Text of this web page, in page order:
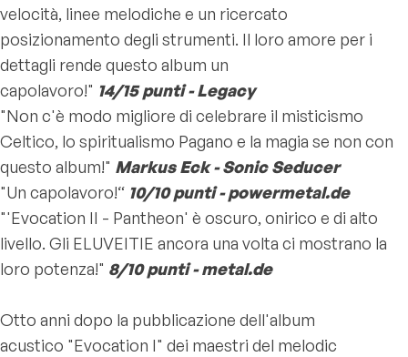
velocità, linee melodiche e un ricercato
posizionamento degli strumenti. Il loro amore per i
dettagli rende questo album un
capolavoro!" 14/15 punti - Legacy
"Non c'è modo migliore di celebrare il misticismo
Celtico, lo spiritualismo Pagano e la magia se non con
questo album!" Markus Eck - Sonic Seducer
"Un capolavoro!“ 10/10 punti - powermetal.de
"'Evocation II - Pantheon' è oscuro, onirico e di alto
livello. Gli ELUVEITIE ancora una volta ci mostrano la
loro potenza!" 8/10 punti - metal.de
Otto anni dopo la pubblicazione dell'album
acustico "Evocation I" dei maestri del melodic